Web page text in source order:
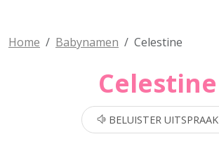
Home Babynamen Celestine
Celestine
BELUISTER UITSPRAAK